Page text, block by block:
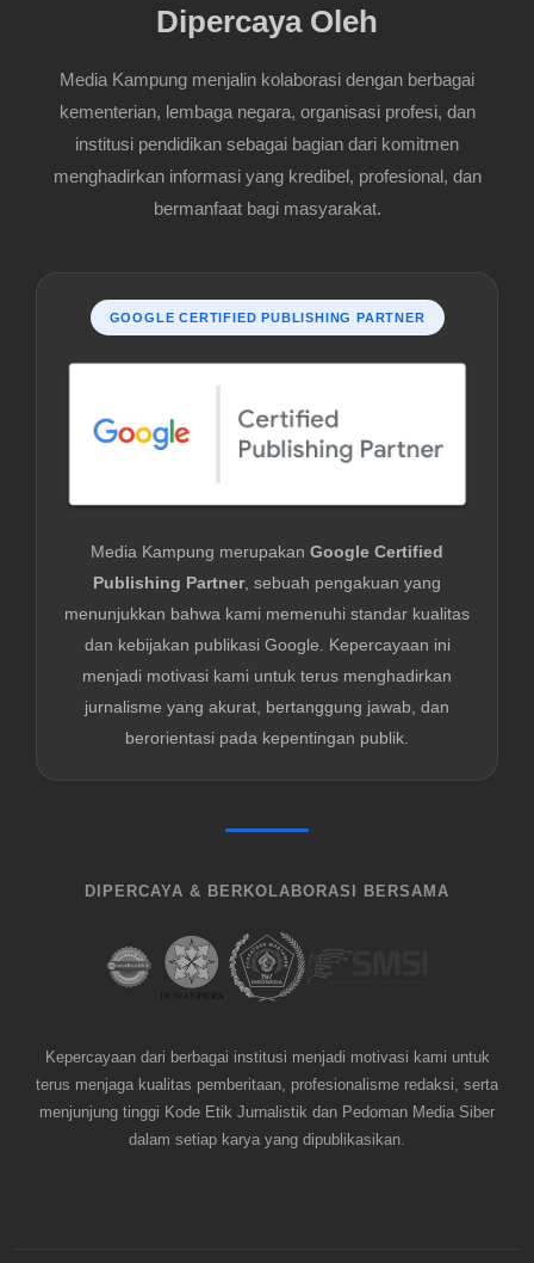
Dipercaya Oleh
Media Kampung menjalin kolaborasi dengan berbagai
kementerian, lembaga negara, organisasi profesi, dan
institusi pendidikan sebagai bagian dari komitmen
menghadirkan informasi yang kredibel, profesional, dan
bermanfaat bagi masyarakat.
GOOGLE CERTIFIED PUBLISHING PARTNER
Media Kampung merupakan Google Certified
Publishing Partner, sebuah pengakuan yang
menunjukkan bahwa kami memenuhi standar kualitas
dan kebijakan publikasi Google. Kepercayaan ini
menjadi motivasi kami untuk terus menghadirkan
jurnalisme yang akurat, bertanggung jawab, dan
berorientasi pada kepentingan publik.
DIPERCAYA & BERKOLABORASI BERSAMA
Kepercayaan dari berbagai institusi menjadi motivasi kami untuk
terus menjaga kualitas pemberitaan, profesionalisme redaksi, serta
menjunjung tinggi Kode Etik Jurnalistik dan Pedoman Media Siber
dalam setiap karya yang dipublikasikan.